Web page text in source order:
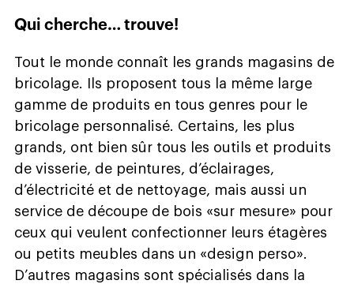
Qui cherche… trouve!
Tout le monde connaît les grands magasins de
bricolage. Ils proposent tous la même large
gamme de produits en tous genres pour le
bricolage personnalisé. Certains, les plus
grands, ont bien sûr tous les outils et produits
de visserie, de peintures, d’éclairages,
d’électricité et de nettoyage, mais aussi un
service de découpe de bois «sur mesure» pour
ceux qui veulent confectionner leurs étagères
ou petits meubles dans un «design perso».
D’autres magasins sont spécialisés dans la